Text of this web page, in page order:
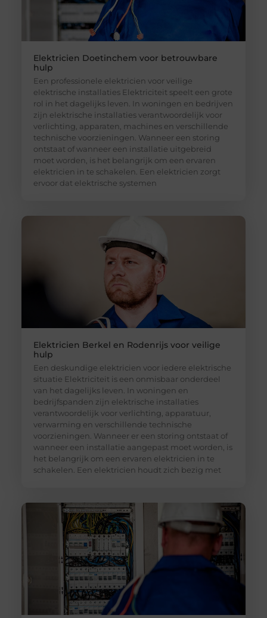
Elektricien Doetinchem voor betrouwbare
hulp
Een professionele elektricien voor veilige
elektrische installaties Elektriciteit speelt een grote
rol in het dagelijks leven. In woningen en bedrijven
zijn elektrische installaties verantwoordelijk voor
verlichting, apparaten, machines en verschillende
technische voorzieningen. Wanneer een storing
ontstaat of wanneer een installatie uitgebreid
moet worden, is het belangrijk om een ervaren
elektricien in te schakelen. Een elektricien zorgt
ervoor dat elektrische systemen
Elektricien Berkel en Rodenrijs voor veilige
hulp
Een deskundige elektricien voor iedere elektrische
situatie Elektriciteit is een onmisbaar onderdeel
van het dagelijks leven. In woningen en
bedrijfspanden zijn elektrische installaties
verantwoordelijk voor verlichting, apparatuur,
verwarming en verschillende technische
voorzieningen. Wanneer er een storing ontstaat of
wanneer een installatie aangepast moet worden, is
het belangrijk om een ervaren elektricien in te
schakelen. Een elektricien houdt zich bezig met